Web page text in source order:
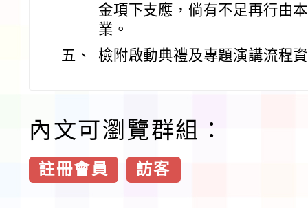
金項下支應，倘有不足再行由
業。
五、
檢附啟動典禮及專題演講流程
內文可瀏覽群組：
註冊會員 訪客